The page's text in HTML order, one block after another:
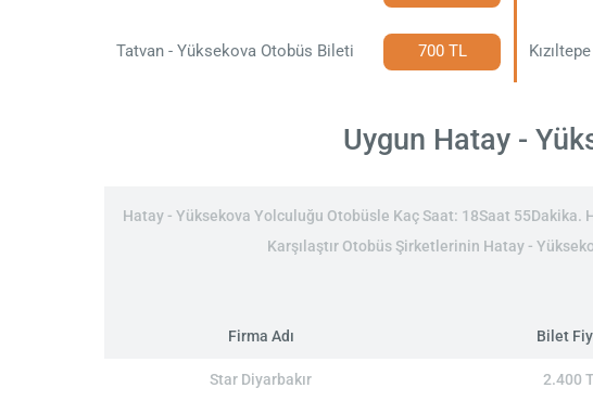
Tatvan - Yüksekova Otobüs Bileti 700 TL
Uygun Hatay -
Hatay - Yüksekova Yolculuğu Otobüsle Kaç Saat: 18Saat 55Dakika.
Karşılaştır Otobüs Şirketlerinin Hatay -
Firma Adı Bilet
Star Diyarbakır 2.400